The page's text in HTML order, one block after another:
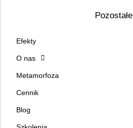
Pozostałe
Efekty
O nas
Metamorfoza
Cennik
Blog